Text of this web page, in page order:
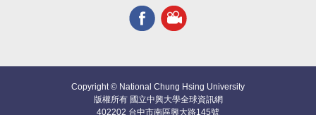
Copyright © National Chung Hsing University
版權所有 國立中興大學全球資訊網
402202 台中市南區興大路145號